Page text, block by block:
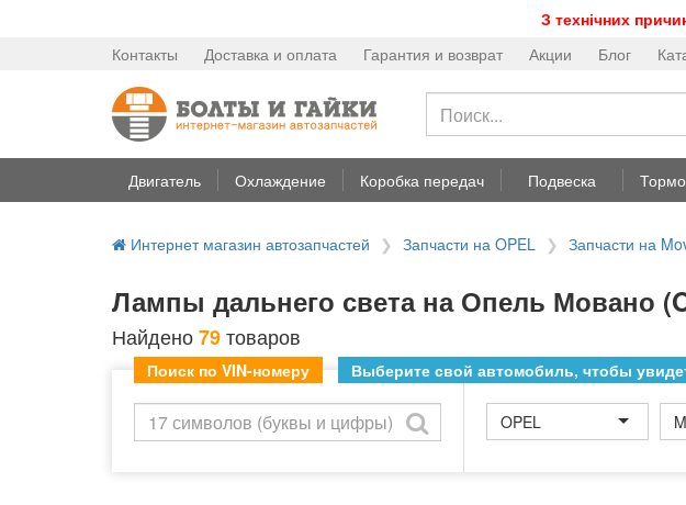
З технічних
Контакты Доставка и оплата Гарантия и возврат Акции Блог
Двигатель Охлаждение Коробка передач Подвеска
Интернет магазин автозапчастей Запчасти на OPEL Запчасти на
Лампы дальнего света на Опель Мовано
Найдено79товаров
Поиск по VIN-номеру Выберите свой автомобиль, чтобы
OPEL